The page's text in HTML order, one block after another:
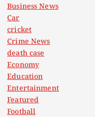
Business News
Car
cricket
Crime News
death case
Economy
Education
Entertainment
Featured
Football